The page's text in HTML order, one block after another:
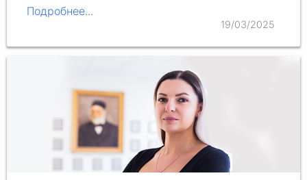
Подробнее...
19/03/2025